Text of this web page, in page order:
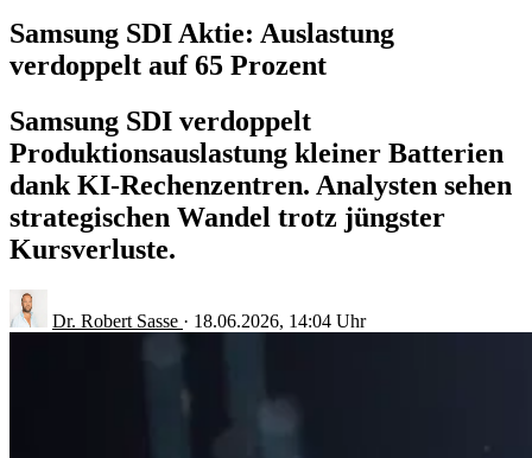
Samsung SDI Aktie: Auslastung
verdoppelt auf 65 Prozent
Samsung SDI verdoppelt
Produktionsauslastung kleiner Batterien
dank KI-Rechenzentren. Analysten sehen
strategischen Wandel trotz jüngster
Kursverluste.
Dr. Robert Sasse · 18.06.2026, 14:04 Uhr